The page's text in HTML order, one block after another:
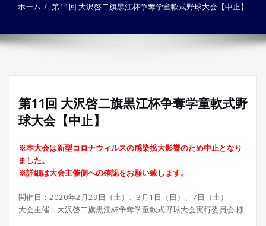
り
ホーム 第11回 大沢啓二旗黒江杯争奪学童軟式野球大会【中止】
第11回 大沢啓二旗黒江杯争奪学童軟式野
球大会【中止】
※本大会は新型コロナウィルスの感染拡大影響のため中止となり
ました。
※詳細は大会主催側への確認をお願い致します。
開催日：2020年2月29日（土）、3月1日（日）、7日（土）
大会主催：大沢啓二旗黒江杯争奪学童軟式野球大会実行委員会 様